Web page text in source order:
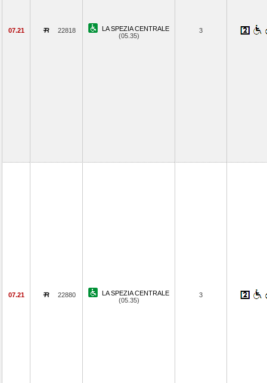
07.21 22818
LA SPEZIA CENTRALE
(05.35)
3
07.21 22880
LA SPEZIA CENTRALE
(05.35)
3